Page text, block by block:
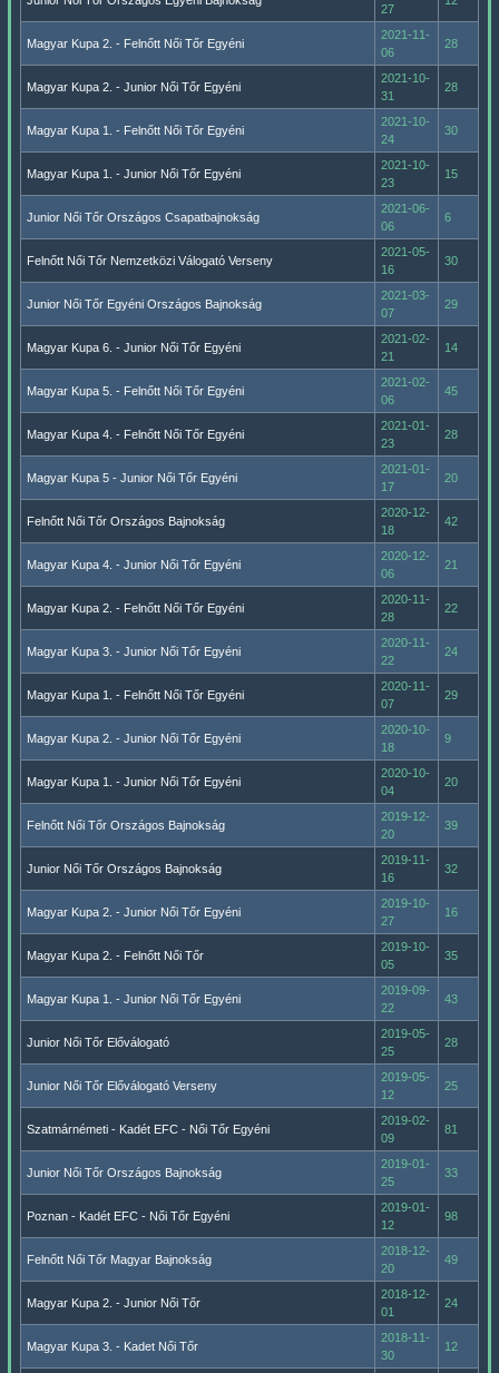
27
Magyar Kupa 2. - Felnőtt Női Tőr Egyéni
2021-11-
06
28
Magyar Kupa 2. - Junior Női Tőr Egyéni
2021-10-
31
28
Magyar Kupa 1. - Felnőtt Női Tőr Egyéni
2021-10-
24
30
Magyar Kupa 1. - Junior Női Tőr Egyéni
2021-10-
23
15
Junior Női Tőr Országos Csapatbajnokság
2021-06-
06
6
Felnőtt Női Tőr Nemzetközi Válogató Verseny
2021-05-
16
30
Junior Női Tőr Egyéni Országos Bajnokság
2021-03-
07
29
Magyar Kupa 6. - Junior Női Tőr Egyéni
2021-02-
21
14
Magyar Kupa 5. - Felnőtt Női Tőr Egyéni
2021-02-
06
45
Magyar Kupa 4. - Felnőtt Női Tőr Egyéni
2021-01-
23
28
Magyar Kupa 5 - Junior Női Tőr Egyéni
2021-01-
17
20
Felnőtt Női Tőr Országos Bajnokság
2020-12-
18
42
Magyar Kupa 4. - Junior Női Tőr Egyéni
2020-12-
06
21
Magyar Kupa 2. - Felnőtt Női Tőr Egyéni
2020-11-
28
22
Magyar Kupa 3. - Junior Női Tőr Egyéni
2020-11-
22
24
Magyar Kupa 1. - Felnőtt Női Tőr Egyéni
2020-11-
07
29
Magyar Kupa 2. - Junior Női Tőr Egyéni
2020-10-
18
9
Magyar Kupa 1. - Junior Női Tőr Egyéni
2020-10-
04
20
Felnőtt Női Tőr Országos Bajnokság
2019-12-
20
39
Junior Női Tőr Országos Bajnokság
2019-11-
16
32
Magyar Kupa 2. - Junior Női Tőr Egyéni
2019-10-
27
16
Magyar Kupa 2. - Felnőtt Női Tőr
2019-10-
05
35
Magyar Kupa 1. - Junior Női Tőr Egyéni
2019-09-
22
43
Junior Női Tőr Előválogató
2019-05-
25
28
Junior Női Tőr Előválogató Verseny
2019-05-
12
25
Szatmárnémeti - Kadét EFC - Női Tőr Egyéni
2019-02-
09
81
Junior Női Tőr Országos Bajnokság
2019-01-
25
33
Poznan - Kadét EFC - Női Tőr Egyéni
2019-01-
12
98
Felnőtt Női Tőr Magyar Bajnokság
2018-12-
20
49
Magyar Kupa 2. - Junior Női Tőr
2018-12-
01
24
Magyar Kupa 3. - Kadet Női Tőr
2018-11-
30
12